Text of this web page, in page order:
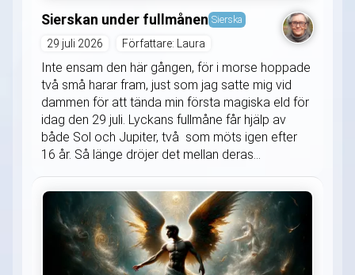
Sierskan under fullmånen Sierska
29 juli 2026 Författare: Laura
Inte ensam den här gången, för i morse hoppade
två små harar fram, just som jag satte mig vid
dammen för att tända min första magiska eld för
idag den 29 juli. Lyckans fullmåne får hjälp av
både Sol och Jupiter, två som möts igen efter
16 år. Så länge dröjer det mellan deras...